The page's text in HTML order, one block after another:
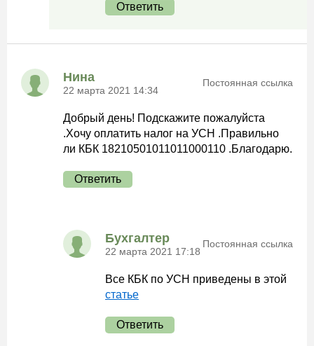
Ответить
Нина
22 марта 2021 14:34
Постоянная ссылка
Добрый день! Подскажите пожалуйста
.Хочу оплатить налог на УСН .Правильно
ли КБК 18210501011011000110 .Благодарю.
Ответить
Бухгалтер
22 марта 2021 17:18
Постоянная ссылка
Все КБК по УСН приведены в этой
статье
Ответить